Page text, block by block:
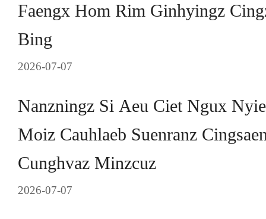
Faengx Hom Rim Ginhyingz
Bing
2026-07-07
Nanzningz Si Aeu Ciet Ngux
Moiz Cauhlaeb Suenranz
Cunghvaz Minzcuz
2026-07-07